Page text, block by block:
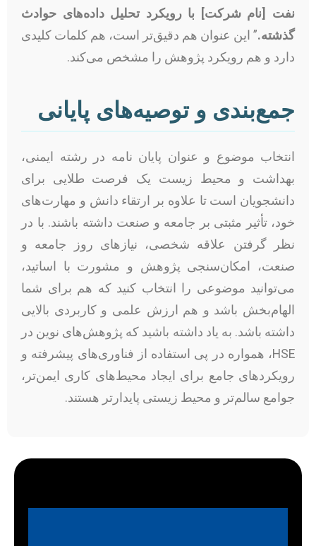
نفت [نام شرکت] با رویکرد تحلیل داده‌های حوادث
گذشته.” این عنوان هم دقیق‌تر است، هم کلمات کلیدی
دارد و هم رویکرد پژوهش را مشخص می‌کند.
جمع‌بندی و توصیه‌های پایانی
انتخاب موضوع و عنوان پایان نامه در رشته ایمنی،
بهداشت و محیط زیست یک فرصت طلایی برای
دانشجویان است تا علاوه بر ارتقاء دانش و مهارت‌های
خود، تأثیر مثبتی بر جامعه و صنعت داشته باشند. با در
نظر گرفتن علاقه شخصی، نیازهای روز جامعه و
صنعت، امکان‌سنجی پژوهش و مشورت با اساتید،
می‌توانید موضوعی را انتخاب کنید که هم برای شما
الهام‌بخش باشد و هم ارزش علمی و کاربردی بالایی
داشته باشد. به یاد داشته باشید که پژوهش‌های نوین در
HSE، همواره در پی استفاده از فناوری‌های پیشرفته و
رویکردهای جامع برای ایجاد محیط‌های کاری ایمن‌تر،
جوامع سالم‌تر و محیط زیستی پایدارتر هستند.